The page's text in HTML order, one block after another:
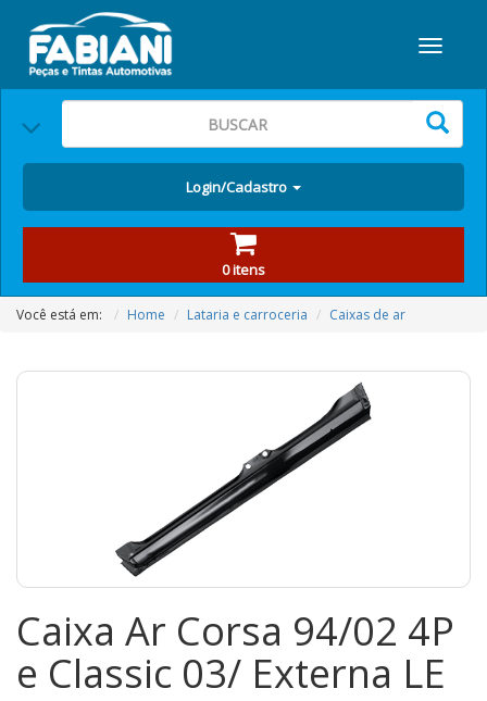
Login/Cadastro
0 itens
Você está em: Home Lataria e carroceria Caixas de ar
Caixa Ar Corsa 94/02 4P
e Classic 03/ Externa LE